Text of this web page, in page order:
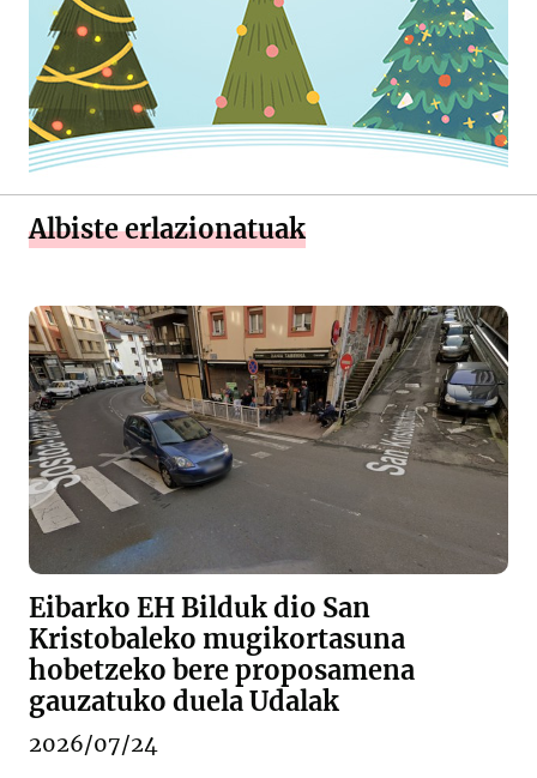
Albiste erlazionatuak
Eibarko EH Bilduk dio San
Kristobaleko mugikortasuna
hobetzeko bere proposamena
gauzatuko duela Udalak
2026/07/24